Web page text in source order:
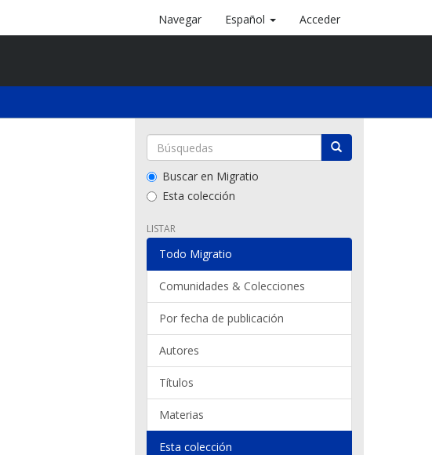
Navegar Español Acceder
Buscar en Migratio
Esta colección
LISTAR
Todo Migratio
Comunidades & Colecciones
Por fecha de publicación
Autores
Títulos
Materias
Esta colección